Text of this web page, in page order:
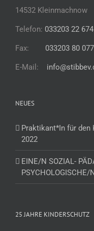
14532 Kleinmachnow
Telefon: 033203 22 674
Fax: 033203 80 077
E-Mail:
NEUES
Praktikant*In für den
2022
EINE/N SOZIAL-
25 JAHRE KINDERSCHUTZ